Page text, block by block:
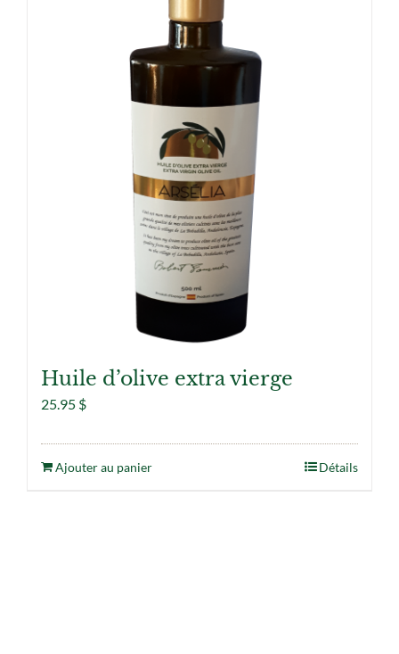
Huile d’olive extra vierge
25.95 $
Ajouter au panier Détails